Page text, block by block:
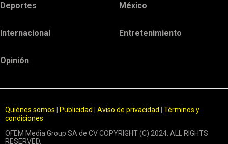
Deportes México
Internacional Entretenimiento
Opinión
Quiénes somos Publicidad Aviso de privacidad
Términos y
condiciones
OFEM Media Group SA de CV COPYRIGHT (C) 2024. ALL RIGHTS
RESERVED.